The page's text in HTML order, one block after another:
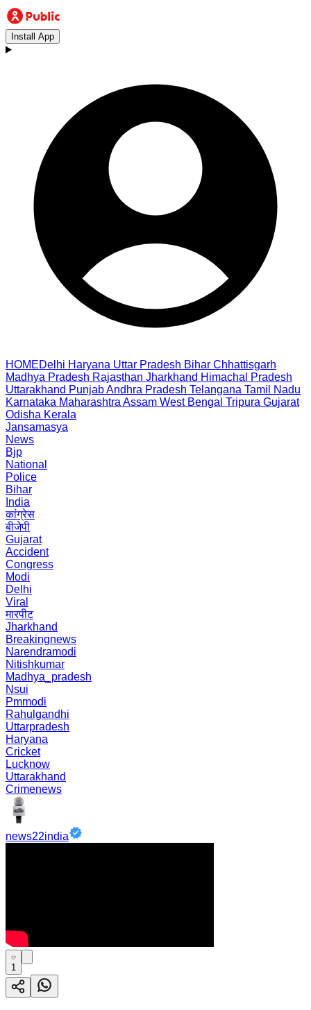
Install App
HOMEDelhi Haryana Uttar Pradesh Bihar Chhattisgarh
Madhya Pradesh Rajasthan Jharkhand Himachal Pradesh
Uttarakhand PunjabAndhra Pradesh Telangana Tamil Nadu
Karnataka Maharashtra Assam West Bengal Tripura Gujarat
Odisha Kerala
Jansamasya
News
Bjp
National
Police
Bihar
India
कांग्रेस
बीजेपी
Gujarat
Accident
Congress
Modi
Delhi
Viral
मारपीट
Jharkhand
Breakingnews
Narendramodi
Nitishkumar
Madhya_pradesh
Nsui
Pmmodi
Rahulgandhi
Uttarpradesh
Haryana
Cricket
Lucknow
Uttarakhand
Crimenews
news22india
1